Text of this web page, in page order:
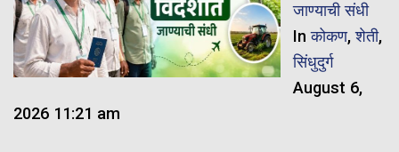
जाण्याची संधी
Inकोकण,शेती,
सिंधुदुर्ग
August 6,
2026 11:21 am